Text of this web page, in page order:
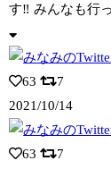
す‼️ みんなも行
63
7
2021/10/14
63
7